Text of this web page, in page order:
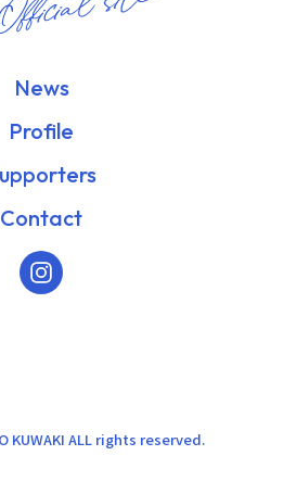
News
Profile
Contact
KUWAKI ALL rights reserved.